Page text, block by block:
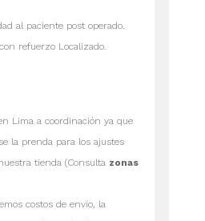
al paciente post operado.
refuerzo Localizado.
Lima a coordinación ya que
la prenda para los ajustes
tienda(Consulta zonas
costos de envío, la